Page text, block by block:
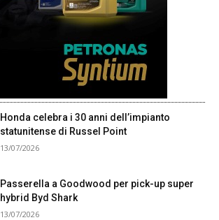
Honda celebra i 30 anni dell’impianto
statunitense di Russel Point
13/07/2026
Passerella a Goodwood per pick-up super
hybrid Byd Shark
13/07/2026